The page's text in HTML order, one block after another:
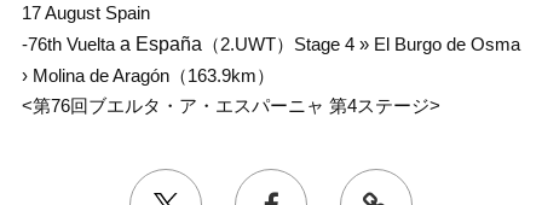
17 August Spain
-76th Vuelta a España （2.UWT）Stage 4 » El Burgo de Osma
› Molina de Aragón（163.9km）
<第76回ブエルタ・ア・エスパーニャ 第4ステージ>